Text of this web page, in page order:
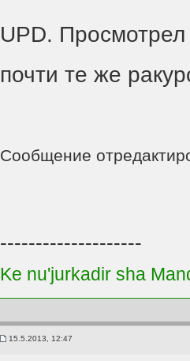
UPD. Просмотрел
почти те же
Сообщение
--------------------
Ke nu'jurkadir sha
15.5.2013, 12:47